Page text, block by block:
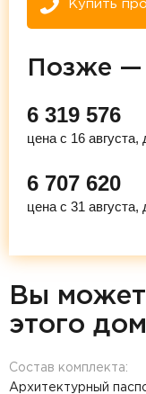
Купить
Позже
6 319 576
цена с 16
6 707 620
цена с 31
Вы
этого
Состав комплекта:
Архитектурный